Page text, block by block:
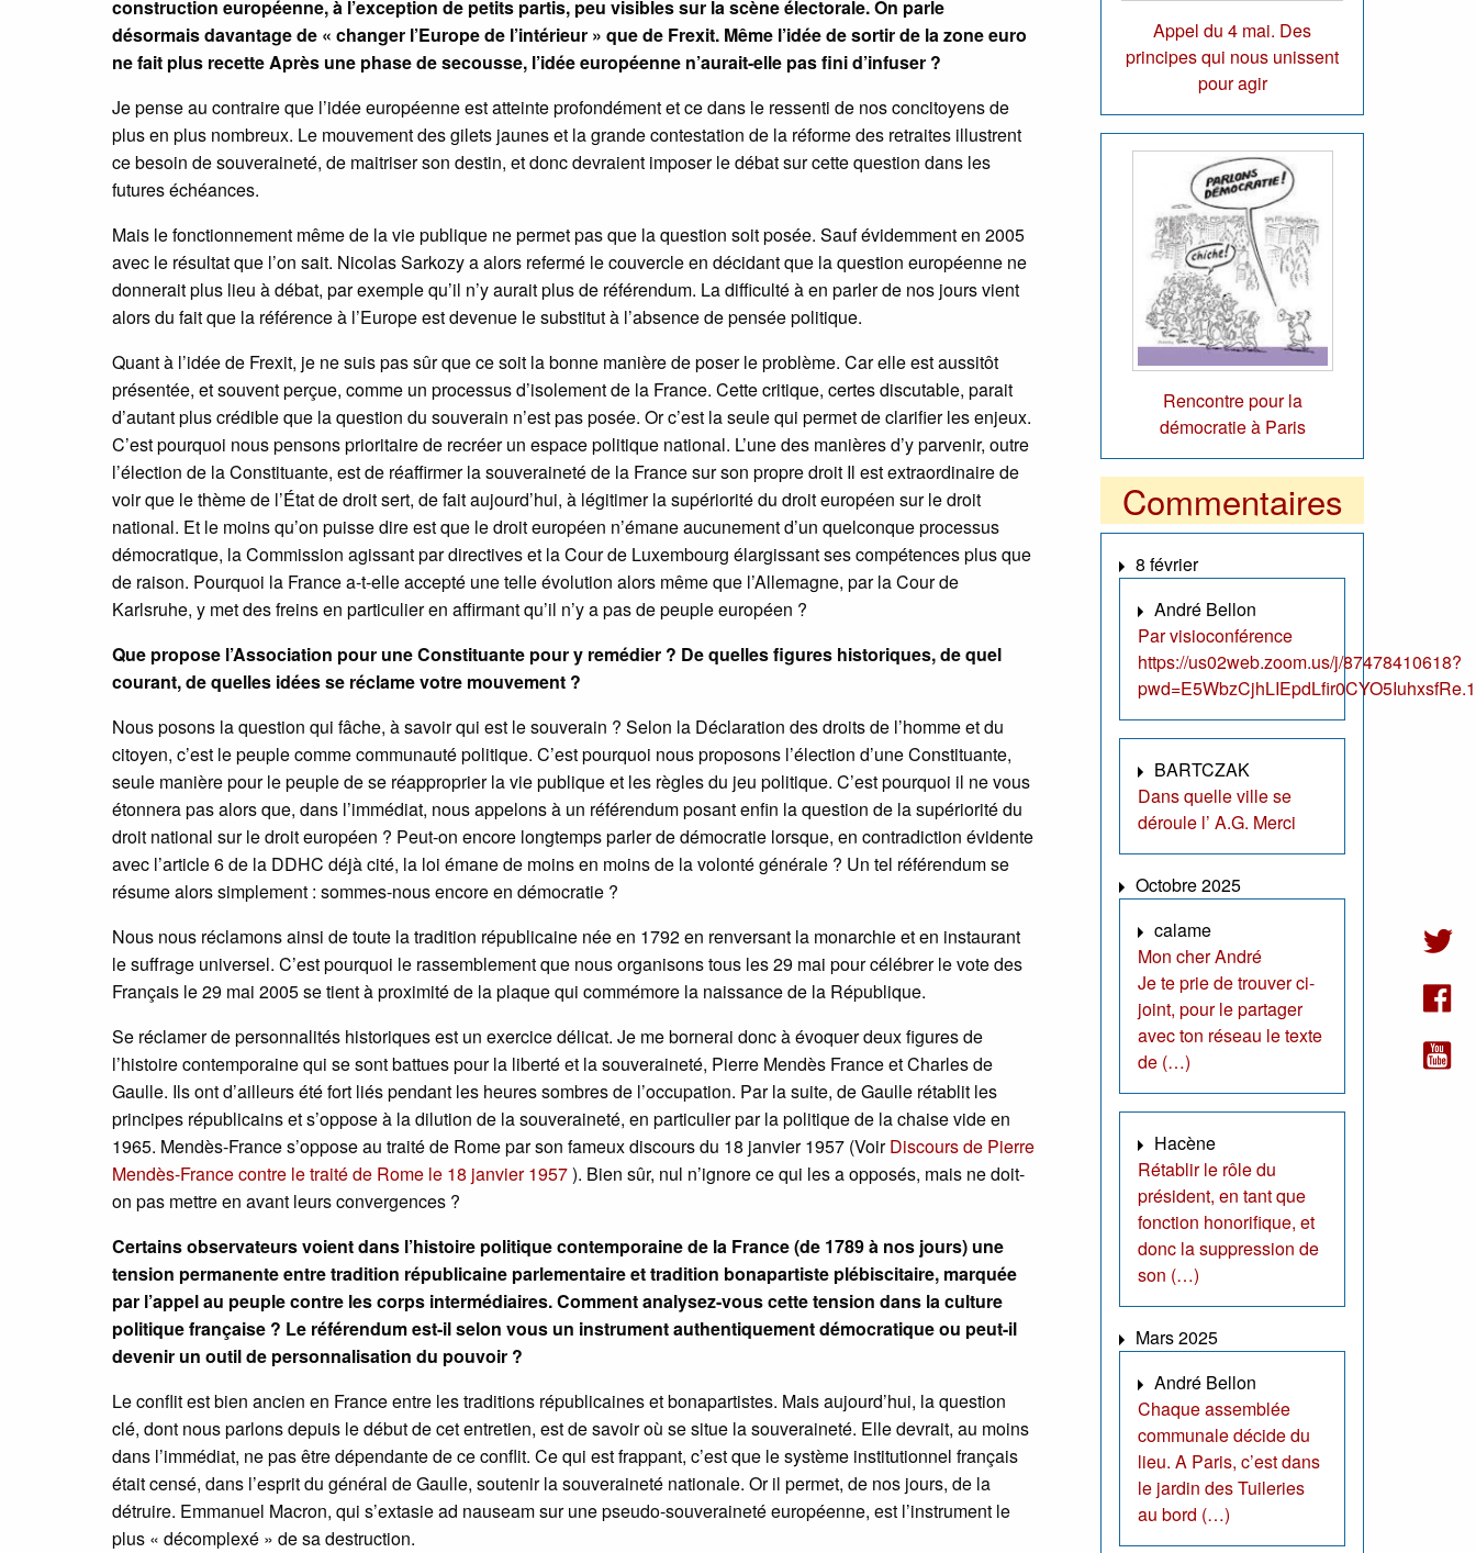
construction européenne, à l’exception de petits partis, peu visibles sur la scène électorale. On parle
désormais davantage de « changer l’Europe de l’intérieur » que de Frexit. Même l’idée de sortir de la zone euro
ne fait plus recette Après une phase de secousse, l’idée européenne n’aurait-elle pas fini d’infuser ?
Je pense au contraire que l’idée européenne est atteinte profondément et ce dans le ressenti de nos concitoyens de
plus en plus nombreux. Le mouvement des gilets jaunes et la grande contestation de la réforme des retraites illustrent
ce besoin de souveraineté, de maitriser son destin, et donc devraient imposer le débat sur cette question dans les
futures échéances.
Mais le fonctionnement même de la vie publique ne permet pas que la question soit posée. Sauf évidemment en 2005
avec le résultat que l’on sait. Nicolas Sarkozy a alors refermé le couvercle en décidant que la question européenne ne
donnerait plus lieu à débat, par exemple qu’il n’y aurait plus de référendum. La difficulté à en parler de nos jours vient
alors du fait que la référence à l’Europe est devenue le substitut à l’absence de pensée politique.
Quant à l’idée de Frexit, je ne suis pas sûr que ce soit la bonne manière de poser le problème. Car elle est aussitôt
présentée, et souvent perçue, comme un processus d’isolement de la France. Cette critique, certes discutable, parait
d’autant plus crédible que la question du souverain n’est pas posée. Or c’est la seule qui permet de clarifier les enjeux.
C’est pourquoi nous pensons prioritaire de recréer un espace politique national. L’une des manières d’y parvenir, outre
l’élection de la Constituante, est de réaffirmer la souveraineté de la France sur son propre droit Il est extraordinaire de
voir que le thème de l’État de droit sert, de fait aujourd’hui, à légitimer la supériorité du droit européen sur le droit
national. Et le moins qu’on puisse dire est que le droit européen n’émane aucunement d’un quelconque processus
démocratique, la Commission agissant par directives et la Cour de Luxembourg élargissant ses compétences plus que
de raison. Pourquoi la France a-t-elle accepté une telle évolution alors même que l’Allemagne, par la Cour de
Karlsruhe, y met des freins en particulier en affirmant qu’il n’y a pas de peuple européen ?
Que propose l’Association pour une Constituante pour y remédier ? De quelles figures historiques, de quel
courant, de quelles idées se réclame votre mouvement ?
Nous posons la question qui fâche, à savoir qui est le souverain ? Selon la Déclaration des droits de l’homme et du
citoyen, c’est le peuple comme communauté politique. C’est pourquoi nous proposons l’élection d’une Constituante,
seule manière pour le peuple de se réapproprier la vie publique et les règles du jeu politique. C’est pourquoi il ne vous
étonnera pas alors que, dans l’immédiat, nous appelons à un référendum posant enfin la question de la supériorité du
droit national sur le droit européen ? Peut-on encore longtemps parler de démocratie lorsque, en contradiction évidente
avec l’article 6 de la DDHC déjà cité, la loi émane de moins en moins de la volonté générale ? Un tel référendum se
résume alors simplement : sommes-nous encore en démocratie ?
Nous nous réclamons ainsi de toute la tradition républicaine née en 1792 en renversant la monarchie et en instaurant
le suffrage universel. C’est pourquoi le rassemblement que nous organisons tous les 29 mai pour célébrer le vote des
Français le 29 mai 2005 se tient à proximité de la plaque qui commémore la naissance de la République.
Se réclamer de personnalités historiques est un exercice délicat. Je me bornerai donc à évoquer deux figures de
l’histoire contemporaine qui se sont battues pour la liberté et la souveraineté, Pierre Mendès France et Charles de
Gaulle. Ils ont d’ailleurs été fort liés pendant les heures sombres de l’occupation. Par la suite, de Gaulle rétablit les
principes républicains et s’oppose à la dilution de la souveraineté, en particulier par la politique de la chaise vide en
1965. Mendès-France s’oppose au traité de Rome par son fameux discours du 18 janvier 1957 (VoirDiscours de Pierre
Mendès-France contre le traité de Rome le 18 janvier 1957). Bien sûr, nul n’ignore ce qui les a opposés, mais ne doit-
on pas mettre en avant leurs convergences ?
Certains observateurs voient dans l’histoire politique contemporaine de la France (de 1789 à nos jours) une
tension permanente entre tradition républicaine parlementaire et tradition bonapartiste plébiscitaire, marquée
par l’appel au peuple contre les corps intermédiaires. Comment analysez-vous cette tension dans la culture
politique française ? Le référendum est-il selon vous un instrument authentiquement démocratique ou peut-il
devenir un outil de personnalisation du pouvoir ?
Le conflit est bien ancien en France entre les traditions républicaines et bonapartistes. Mais aujourd’hui, la question
clé, dont nous parlons depuis le début de cet entretien, est de savoir où se situe la souveraineté. Elle devrait, au moins
dans l’immédiat, ne pas être dépendante de ce conflit. Ce qui est frappant, c’est que le système institutionnel français
était censé, dans l’esprit du général de Gaulle, soutenir la souveraineté nationale. Or il permet, de nos jours, de la
détruire. Emmanuel Macron, qui s’extasie ad nauseam sur une pseudo-souveraineté européenne, est l’instrument le
plus « décomplexé » de sa destruction.
Appel du 4 mai. Des
principes qui nous unissent
pour agir
Rencontre pour la
démocratie à Paris
Commentaires
8 février
André Bellon
Par visioconférence
https://us02web.zoom.us/j/87478410618?
BARTCZAK
Dans quelle ville se
déroule l’ A.G. Merci
Octobre 2025
calame
Mon cher André
Je te prie de trouver ci-
joint, pour le partager
avec ton réseau le texte
de (…)
Hacène
Rétablir le rôle du
président, en tant que
fonction honorifique, et
donc la suppression de
son (…)
Mars 2025
André Bellon
Chaque assemblée
communale décide du
lieu. A Paris, c’est dans
le jardin des Tuileries
au bord (…)